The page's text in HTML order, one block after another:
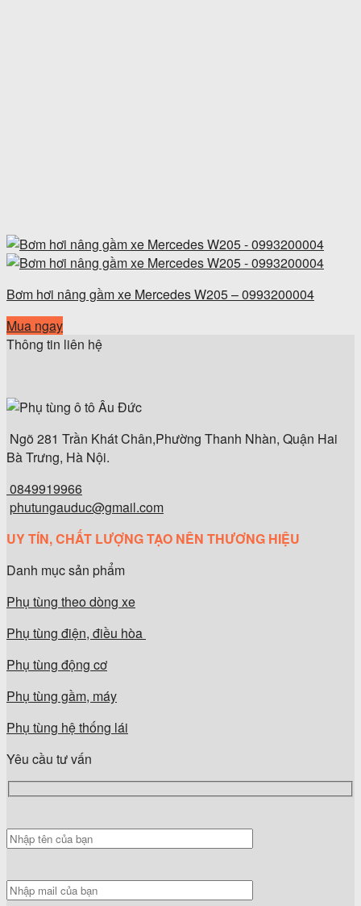
Bơm hơi nâng gầm xe Mercedes W205 – 0993200004
Mua ngay
Thông tin liên hệ
Ngõ 281 Trần Khát Chân,Phường Thanh Nhàn, Quận Hai
Bà Trưng, Hà Nội.
0849919966
phutungauduc@gmail.com
UY TÍN, CHẤT LƯỢNG TẠO NÊN THƯƠNG HIỆU
Danh mục sản phẩm
Phụ tùng theo dòng xe
Phụ tùng điện, điều hòa
Phụ tùng động cơ
Phụ tùng gầm, máy
Phụ tùng hệ thống lái
Yêu cầu tư vấn